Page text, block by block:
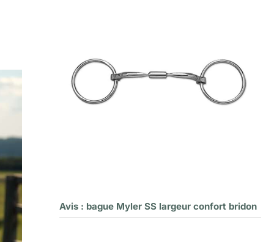
Avis : bague Myler SS largeur confort bridon